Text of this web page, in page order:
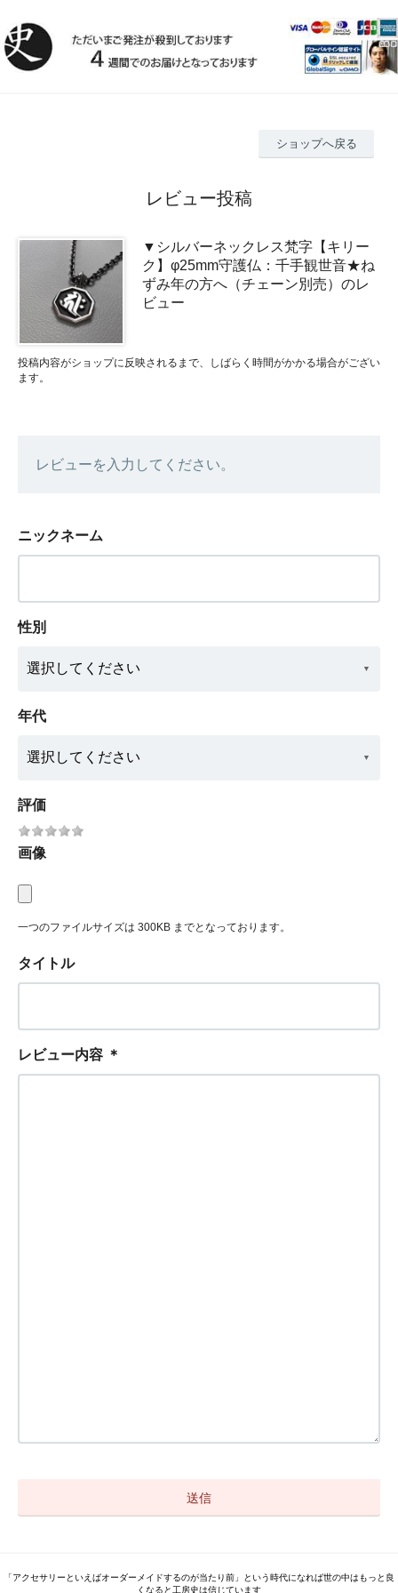
ショップへ戻る
レビュー投稿
▼シルバーネックレス梵字【キリー
ク】φ25mm守護仏：千手観世音★ね
ずみ年の方へ（チェーン別売）のレ
ビュー
投稿内容がショップに反映されるまで、しばらく時間がかかる場合がござい
ます。
レビューを入力してください。
ニックネーム
性別
年代
評価
画像
一つのファイルサイズは 300KB までとなっております。
タイトル
レビュー内容 ＊
「アクセサリーといえばオーダーメイドするのが当たり前」という時代になれば世の中はもっと良
くなると工房史は信じています